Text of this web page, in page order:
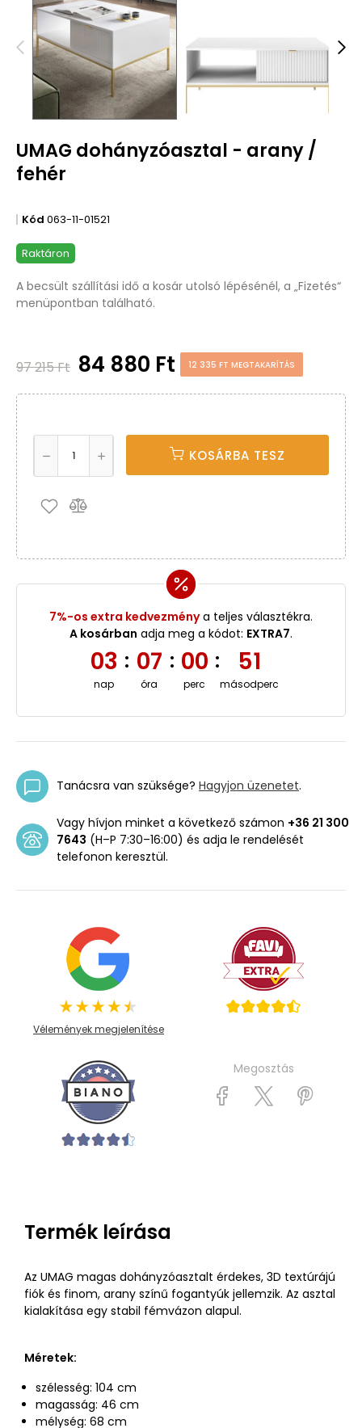
UMAG dohányzóasztal - arany /
fehér
Kód 063-11-01521
Raktáron
A becsült szállítási idő a kosár utolsó lépésénél, a „Fizetés“
menüpontban található.
97 215 Ft 84 880 Ft 12 335 FT MEGTAKARÍTÁS
KOSÁRBA TESZ
7%-os extra kedvezménya teljes választékra.
A kosárban adja meg a kódot: EXTRA7.
03
nap
: 07
óra
: 00
perc
: 51
másodperc
Tanácsra van szüksége? Hagyjon üzenetet.
Vagy hívjon minket a következő számon +36 21 300
7643 (H–P 7:30–16:00) és adja le rendelését
telefonon keresztül.
Vélemények megjelenítése
Megosztás
Termék leírása
Az UMAG magas dohányzóasztalt érdekes, 3D textúrájú
fiók és finom, arany színű fogantyúk jellemzik. Az asztal
kialakítása egy stabil fémvázon alapul.
Méretek:
szélesség: 104 cm
magasság: 46 cm
mélység: 68 cm